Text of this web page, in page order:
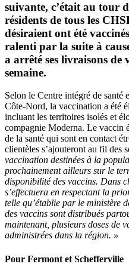
suivante, c’était au tour
résidents de tous les
désiraient ont été
ralenti par la suite à
a arrêté ses livraisons
semaine.
Selon le Centre intégré de santé
Côte-Nord, la vaccination a été
incluant les territoires isolés et
compagnie Moderna. Le vaccin
de la santé qui sont en contact
clientèles s’ajouteront au fil des
vaccination destinées à la
prochainement ailleurs sur le
disponibilité des vaccins. Dans
s’effectuera en respectant la
telle qu’établie par le ministère
des vaccins sont distribués
maintenant, plusieurs doses de
administrées dans la région. »
Pour Fermont et Schefferville